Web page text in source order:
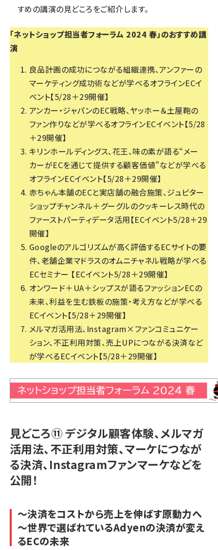
すめの講演の見どころをご紹介します。
「ネットショップ担当者フォーラム 2024 春」のおすすめ講
演
良品計画の成功につながる組織連携、アンファーの
マーケティング成功術などが学べるオフラインECイ
ベント【5/28＋29開催】
アンカー・ジャパンのEC戦略、ヤッホー＆土屋鞄の
ファン作りなどが学べるオフラインECイベント【5/28
＋29開催】
キリンホールディングス、花王、味の素が語る“メー
カーがECを通じて提供する顧客価値”などが学べる
オフラインECイベント【5/28＋29開催】
赤ちゃん本舗のECと実店舗の融合施策、ジュピター
ショップチャンネル＋グーグルのクッキーレス時代の
ファーストパーティデータ活用【ECイベント5/28＋29
開催】
Googleのアルゴリズムが高く評価するECサイトの要
件、老舗企業マドラスのオムニチャネル戦略が学べる
ECセミナー 【ECイベント5/28＋29開催】
オンワード＋UA＋シップスが語るファッションECの
未来、利益を生む鉄板の施策・考え方などが学べる
ECイベント【5/28＋29開催】
メルマガ活用法、Instagram×ファンコミュニケー
ション、不正利用対策、売上UPにつながる決済など
が学べるECイベント【5/28＋29開催】
見どころ⑪ デジタル顧客体験、メルマガ
活用法、不正利用対策、マーケにつなが
る決済、Instagramファンマーケなどを
公開！
～決済をコストから売上を伸ばす原動力へ
～世界で選ばれているAdyenの決済が変え
るECの未来